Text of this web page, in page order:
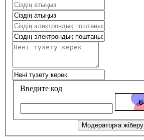
Введите код
Модераторға жіберу